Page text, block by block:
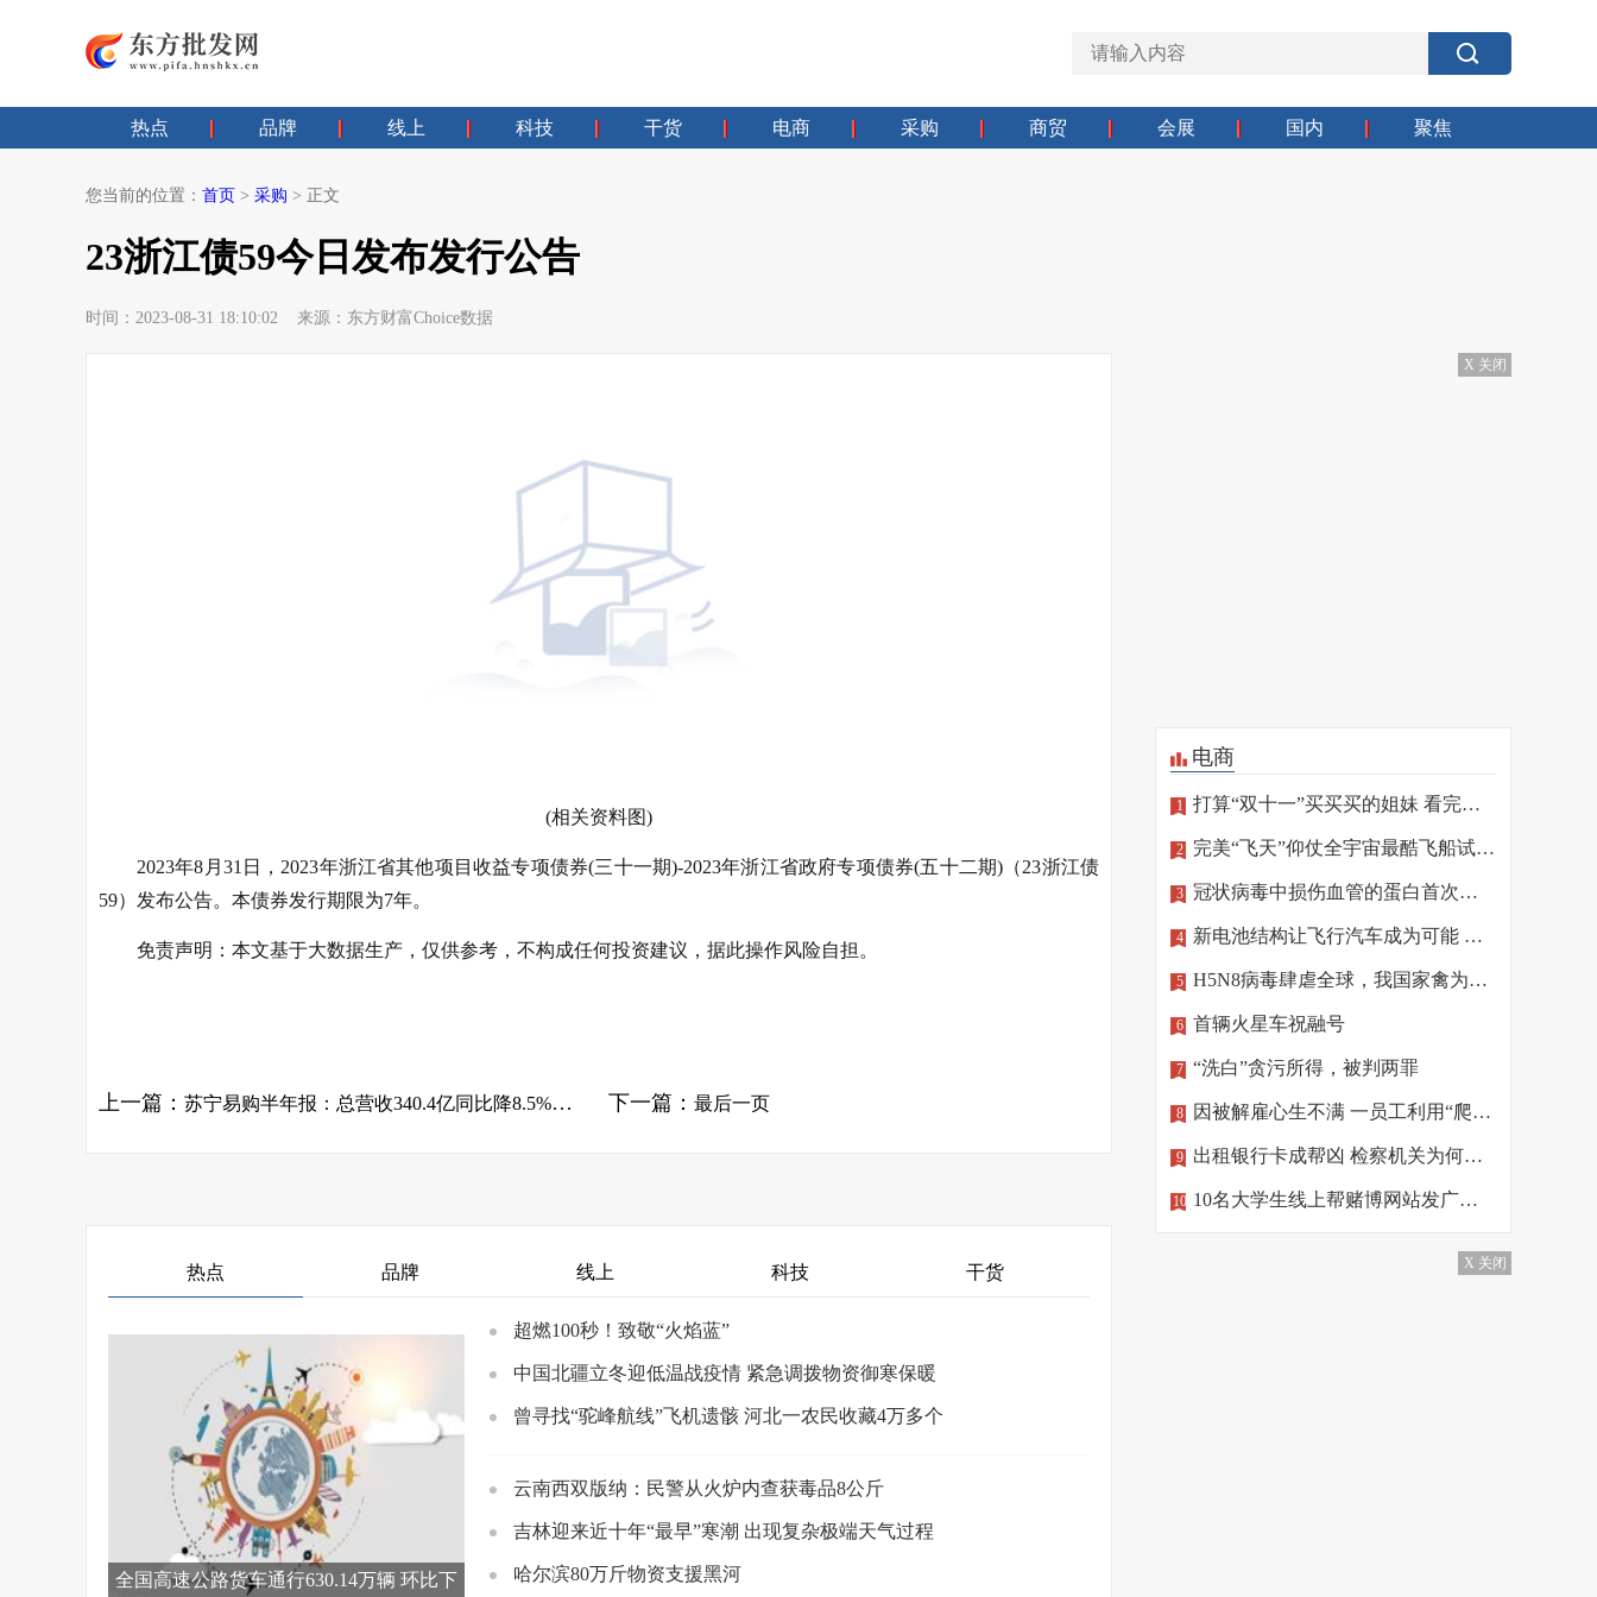
热点 品牌 线上 科技 干货 电商 采购 商贸 会展 国内 聚焦
您当前的位置： 首页 > 采购 > 正文
23浙江债59今日发布发行公告
时间：2023-08-31 18:10:02 来源：东方财富Choice数据
(相关资料图)
2023年8月31日，2023年浙江省其他项目收益专项债券(三十一期)-2023年浙江省政府专项债券(五十二期)（23浙江债
59）发布公告。本债券发行期限为7年。
免责声明：本文基于大数据生产，仅供参考，不构成任何投资建议，据此操作风险自担。
上一篇： 苏宁易购半年报：总营收340.4亿同比降8.5%，门店“瘦身”并重回家电3C业务 下一篇：最后一页
热点 品牌 线上 科技 干货
全国高速公路货车通行630.14万辆 环比下
超燃100秒！致敬“火焰蓝”
中国北疆立冬迎低温战疫情 紧急调拨物资御寒保暖
曾寻找“驼峰航线”飞机遗骸 河北一农民收藏4万多个
云南西双版纳：民警从火炉内查获毒品8公斤
吉林迎来近十年“最早”寒潮 出现复杂极端天气过程
哈尔滨80万斤物资支援黑河
X 关闭
电商
1 打算“双十一”买买买的姐妹 看完这篇再“剁手”
2 完美“飞天”仰仗全宇宙最酷飞船试驾员
3 冠状病毒中损伤血管的蛋白首次确定
4 新电池结构让飞行汽车成为可能 相关技术将亮相北京冬奥
5 H5N8病毒肆虐全球，我国家禽为何“独善其身”
6 首辆火星车祝融号
7 “洗白”贪污所得，被判两罪
8 因被解雇心生不满 一员工利用“爬虫”删公司数据
9 出租银行卡成帮凶 检察机关为何做出不起诉处理？
10 10名大学生线上帮赌博网站发广告，涉罪！
X 关闭